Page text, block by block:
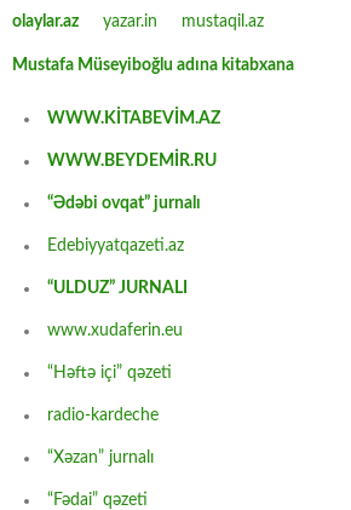
olaylar.az yazar.in mustaqil.az
Mustafa Müseyiboğlu adına kitabxana
WWW.KİTABEVİM.AZ
WWW.BEYDEMİR.RU
“Ədəbi ovqat” jurnalı
Edebiyyatqazeti.az
“ULDUZ” JURNALI
www.xudaferin.eu
“Həftə içi” qəzeti
radio-kardeche
“Xəzan” jurnalı
“Fədai” qəzeti